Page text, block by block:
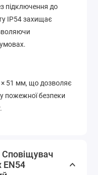
підключення до
IP54 захищає
× 51 мм, що дозволяє
пожежної безпеки
Сповіщувач
EN54